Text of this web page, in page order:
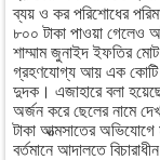
ব্যয় ও কর পরিশোধের
৮০০ টাকা পাওয়া গেলেও
শাম্মাম জুনাইদ ইফতির
গ্রহণযোগ্য আয় এক কোটি
দুদক। এজাহারে বলা
অর্জন করে ছেলের নামে
টাকা আত্মসাতের
বর্তমানে আদালতে